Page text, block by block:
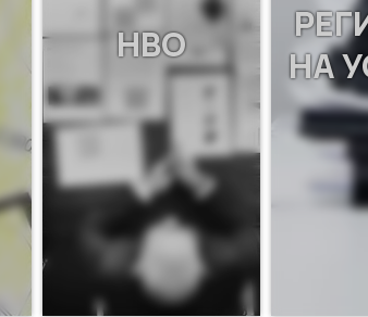
НВО
НА